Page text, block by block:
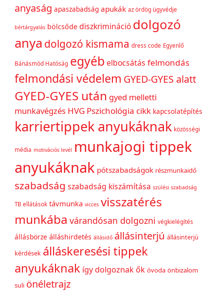
anyaság apaszabadság apukák az ördög ügyvédje
bértárgyalás bölcsőde diszkrimináció dolgozó
anya dolgozó kismama dress code Egyenlő
Bánásmód Hatóság egyéb elbocsátás felmondás
felmondási védelem GYED-GYES alatt
GYED-GYES után gyed melletti
munkavégzés HVG Pszichológia cikk kapcsolatépítés
karriertippek anyukáknak közösségi
média motivációs levél munkajogi tippek
anyukáknak pótszabadságok részmunkaidő
szabadság szabadság kiszámítása szülési szabadság
TB ellátások távmunka vicces visszatérés
munkába várandósan dolgozni végkielégítés
állásbörze álláshirdetés állásidő állásinterjú állásinterjú
kérdések álláskeresési tippek
anyukáknak így dolgoznak ők óvoda önbizalom
suli önéletrajz